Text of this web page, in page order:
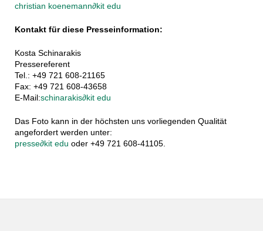
christian koenemann∂kit edu
Kontakt für diese Presseinformation:
Kosta Schinarakis
Pressereferent
Tel.: +49 721 608-21165
Fax: +49 721 608-43658
E-Mail:schinarakis∂kit edu
Das Foto kann in der höchsten uns vorliegenden Qualität
angefordert werden unter:
presse∂kit edu oder +49 721 608-41105.